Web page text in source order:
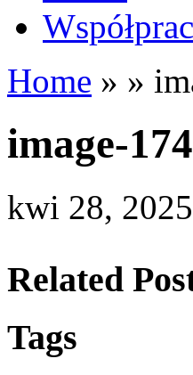
Home » »
image-
kwi 28, 2025
Related
Tags